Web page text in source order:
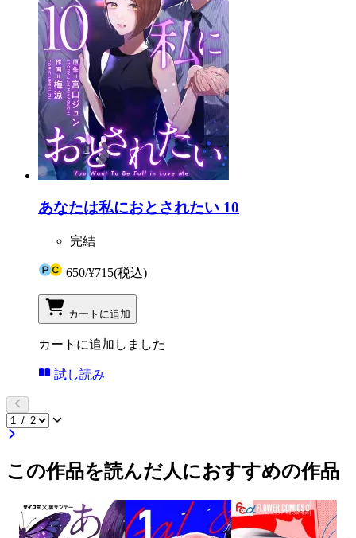
あなたは私におとされたい 10
完結
650/¥715(税込)
カートに追加
カートに追加しました
試し読み
この作品を読んだ人におすすめの作品